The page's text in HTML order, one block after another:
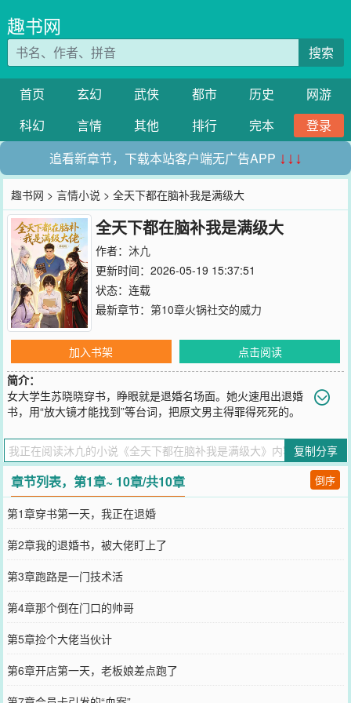
趣书网
搜索
首页 玄幻 武侠 都市 历史
网游
科幻
言情 其他 排行 完本
登录
追看新章节，下载本站客户端无广告APP ↓↓↓
趣书网 >言情小说 > 全天下都在脑补我是满级大
全天下都在脑补我是满级大
作者： 沐凣
更新时间：2026-05-19 15:37:51
状态：连载
最新章节： 第10章火锅社交的威力
加入书架
点击阅读
简介：
女大学生苏晓晓穿书，睁眼就是退婚名场面。她火速甩出退婚
书，用“放大镜才能找到”等台词，把原文男主得罪得死死的。
鱼攒钱养老，但大佬们不允许。剑尊送来功法，魔尊送来法宝，会长
送来黑卡……她开的“员工关怀”“会员积分”体系，被外界解读为精密的
情报网和筛选机制。她越解释“真不是那样”，众人就越觉得她“高深莫
测”，导致各方势力齐聚她的杂货铺，打探这位“隐世高人”。她忙着用
“火锅社交”调和矛盾，用“狼人杀”分解恩怨时，误服了护法自带的“真
话水”直接在众人面前暴露了真实想法，震惊全场。她身份暴露引来质
疑和追杀。千钧一发之际，店员沈渡显露修为，护在她身前。他当众
揭晓自己上古魔神的身份，并宣告：“她不是什么狗屁天道，她是我祖
宗。谁有意见？”事后，他凑到她耳边轻笑：“老板，员工保护费，麻
烦结一下，我只要你。”
您要是觉得《全天下都在脑补我是满级大
您QQ群和微博微信里的朋友推荐哦！
复制分享
章节列表，第1章~ 10章/共10章 倒序
第1章穿书第一天，我正在退婚
第2章我的退婚书，被大佬盯上了
第3章跑路是一门技术活
第4章那个倒在门口的帅哥
第5章捡个大佬当伙计
第6章开店第一天，老板娘差点跑了